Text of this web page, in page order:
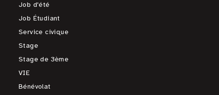
Job d'été
Job Étudiant
Service civique
Stage
Stage de 3ème
VIE
Bénévolat